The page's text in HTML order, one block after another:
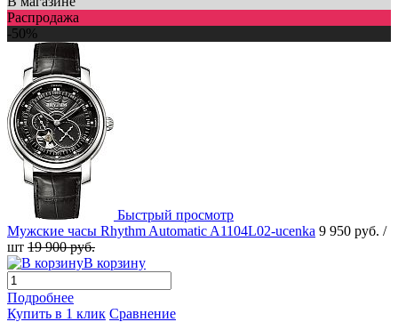
Распродажа
-50%
Быстрый просмотр
Мужские часы Rhythm Automatic A1104L02-ucenka 9 950 руб. /
шт 19 900 руб.
В корзину
Подробнее
Купить в 1 клик Сравнение